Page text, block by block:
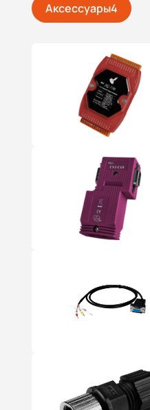
Аксессуары4